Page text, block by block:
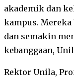
akademik dan
kampus.
dan semakin
kebanggaan,
Rektor Unila,